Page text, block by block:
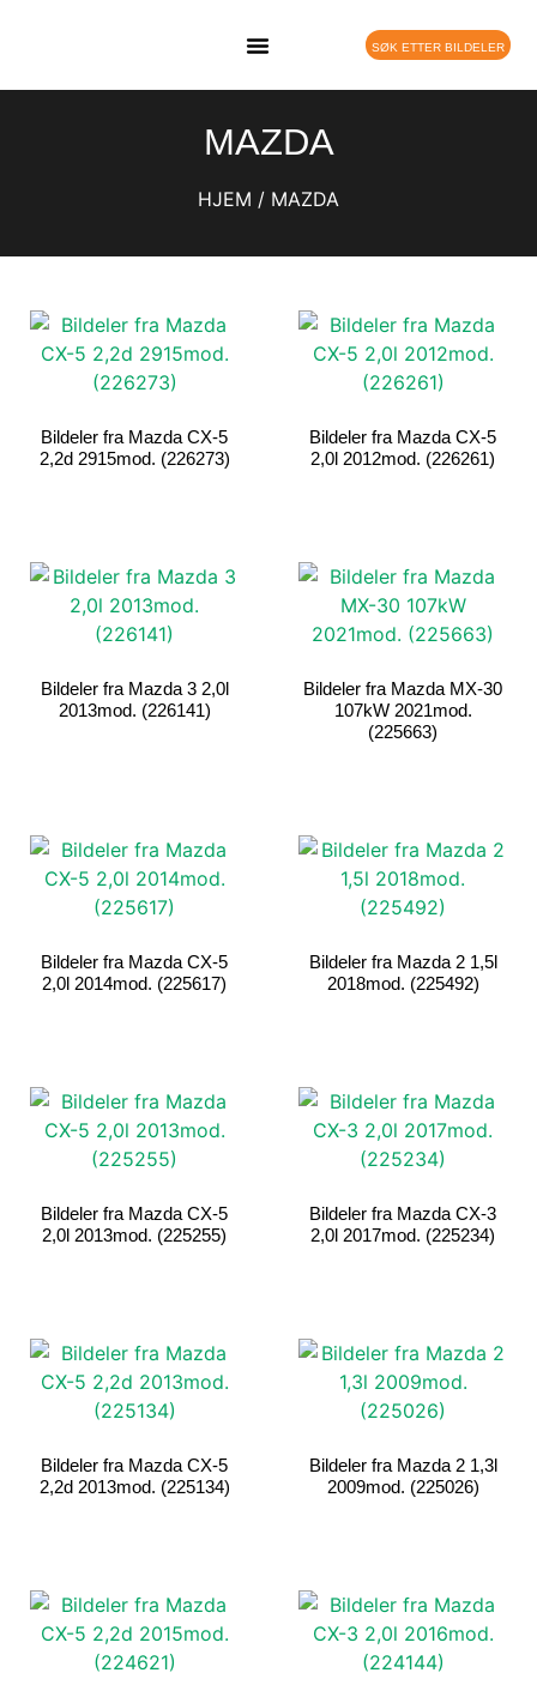
SØK ETTER BILDELER
MAZDA
HJEM / MAZDA
Bildeler fra Mazda CX-5
2,2d 2915mod. (226273)
Bildeler fra Mazda CX-5
2,0l 2012mod. (226261)
Bildeler fra Mazda 3 2,0l
2013mod. (226141)
Bildeler fra Mazda MX-30
107kW 2021mod.
(225663)
Bildeler fra Mazda CX-5
2,0l 2014mod. (225617)
Bildeler fra Mazda 2 1,5l
2018mod. (225492)
Bildeler fra Mazda CX-5
2,0l 2013mod. (225255)
Bildeler fra Mazda CX-3
2,0l 2017mod. (225234)
Bildeler fra Mazda CX-5
2,2d 2013mod. (225134)
Bildeler fra Mazda 2 1,3l
2009mod. (225026)